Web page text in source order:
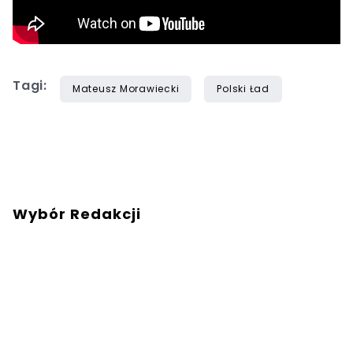
Tagi: Mateusz Morawiecki Polski Ład
Wybór Redakcji